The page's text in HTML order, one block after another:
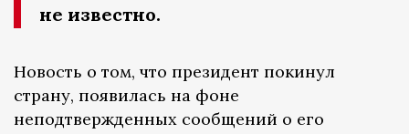
не известно.
Новость о том, что президент покинул
страну, появилась на фоне
неподтвержденных сообщений о его